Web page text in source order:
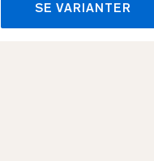
SE VARIANTER